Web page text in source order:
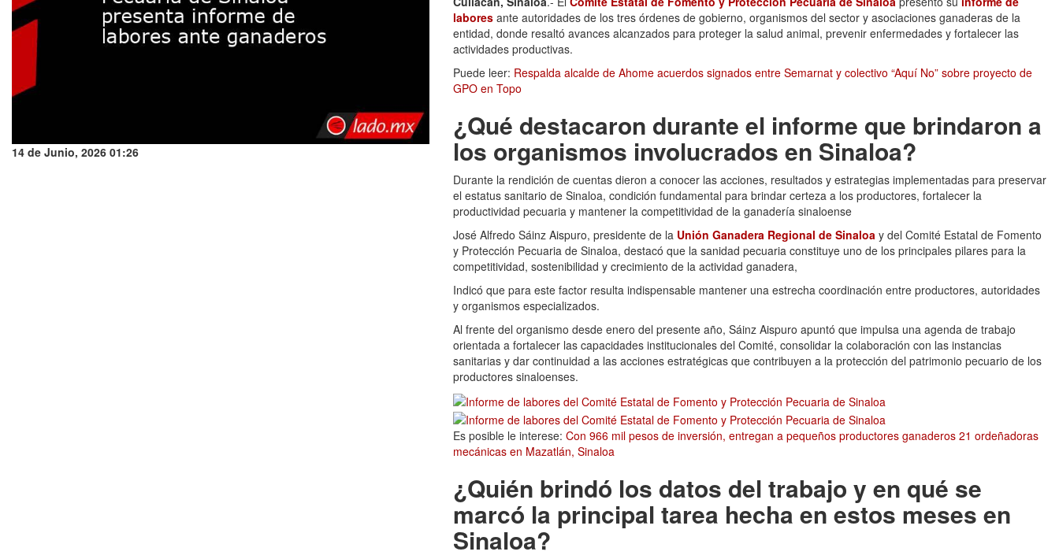
14 de Junio, 2026 01:26
labores ante autoridades de los tres órdenes de gobierno, organismos del sector y asociaciones ganaderas de la
entidad, donde resaltó avances alcanzados para proteger la salud animal, prevenir enfermedades y fortalecer las
actividades productivas.
Puede leer: Respalda alcalde de Ahome acuerdos signados entre Semarnat y colectivo “Aquí No” sobre proyecto de
GPO en Topo
¿Qué destacaron durante el informe que brindaron a
los organismos involucrados en Sinaloa?
Durante la rendición de cuentas dieron a conocer las acciones, resultados y estrategias implementadas para preservar
el estatus sanitario de Sinaloa, condición fundamental para brindar certeza a los productores, fortalecer la
productividad pecuaria y mantener la competitividad de la ganadería sinaloense
José Alfredo Sáinz Aispuro, presidente de la Unión Ganadera Regional de Sinaloa y del Comité Estatal de Fomento
y Protección Pecuaria de Sinaloa, destacó que la sanidad pecuaria constituye uno de los principales pilares para la
competitividad, sostenibilidad y crecimiento de la actividad ganadera,
Indicó que para este factor resulta indispensable mantener una estrecha coordinación entre productores, autoridades
y organismos especializados.
Al frente del organismo desde enero del presente año, Sáinz Aispuro apuntó que impulsa una agenda de trabajo
orientada a fortalecer las capacidades institucionales del Comité, consolidar la colaboración con las instancias
sanitarias y dar continuidad a las acciones estratégicas que contribuyen a la protección del patrimonio pecuario de los
productores sinaloenses.
Es posible le interese: Con 966 mil pesos de inversión, entregan a pequeños productores ganaderos 21 ordeñadoras
mecánicas en Mazatlán, Sinaloa
¿Quién brindó los datos del trabajo y en qué se
marcó la principal tarea hecha en estos meses en
Sinaloa?